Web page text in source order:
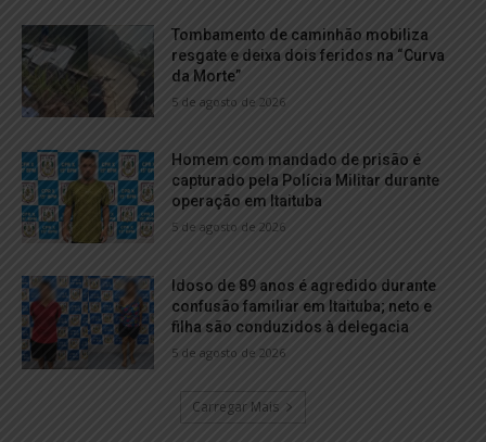
Tombamento de caminhão mobiliza
resgate e deixa dois feridos na “Curva
da Morte”
5 de agosto de 2026
Homem com mandado de prisão é
capturado pela Polícia Militar durante
operação em Itaituba
5 de agosto de 2026
Idoso de 89 anos é agredido durante
confusão familiar em Itaituba; neto e
filha são conduzidos à delegacia
5 de agosto de 2026
Carregar Mais